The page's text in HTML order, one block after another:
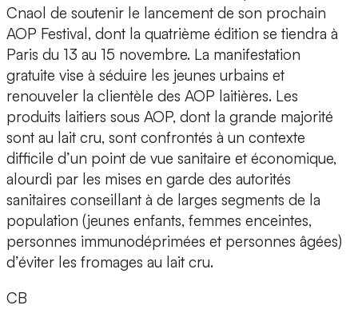
Cnaol de soutenir le lancement de son prochain
AOP Festival, dont la quatrième édition se tiendra à
Paris du 13 au 15 novembre. La manifestation
gratuite vise à séduire les jeunes urbains et
renouveler la clientèle des AOP laitières. Les
produits laitiers sous AOP, dont la grande majorité
sont au lait cru, sont confrontés à un contexte
difficile d’un point de vue sanitaire et économique,
alourdi par les mises en garde des autorités
sanitaires conseillant à de larges segments de la
population (jeunes enfants, femmes enceintes,
personnes immunodéprimées et personnes âgées)
d’éviter les fromages au lait cru.
CB